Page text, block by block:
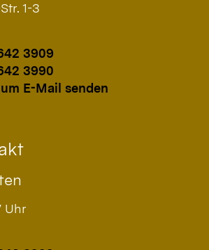
1-3
3909
3990
E-Mail senden
Uhr